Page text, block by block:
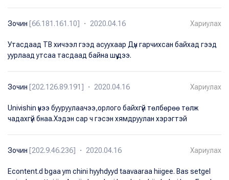
Зочин [66.181.161.10] ・ 2020.04.16 Хариулах
Утасдаад ТВ хичээл гээд асуухаар Дүн гарчихсан байхад гээд
уурлаад утсаа тасдаад байна шүү дээ.
Зочин [202.126.89.191] ・ 2020.04.16 Хариулах
Univishin үнээ бууруулаачээ,орлого байхгүй төлбөрөө төлж
чадахгүй бнаа.Хэдэн сар ч гэсэн хямдруулан хэрэгтэй
Зочин [202.9.46.236] ・ 2020.04.16 Хариулах
Econtent.d bgaa ym chini hyyhdyyd taavaaraa hiigee. Bas setgel